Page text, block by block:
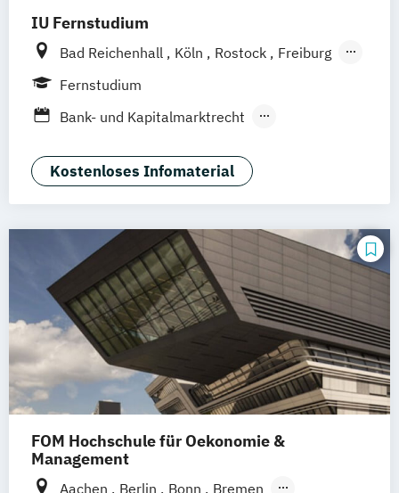
IU Fernstudium
Bad Reichenhall Köln Rostock
Freiburg
Kiel
Frankfurt am Main
Deggendorf Karlsruhe Kassel
Oberhausen Offenbach Saarbrücken
Neu-Ulm Graz Innsbruck Wien
Augsburg Freising Friedrichshafen
Klagenfurt Magdeburg Münster Trier
Würzburg
Chemnitz
deutschlandweit
Fernstudium
Bank- und Kapitalmarktrecht
Kostenloses Infomaterial
FOM Hochschule für Oekonomie &
Management
Aachen Berlin Bonn
Bremen